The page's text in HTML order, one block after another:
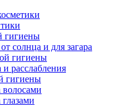
гигиены
солнца и для загара
гигиены
расслабления
гигиены
волосами
глазами